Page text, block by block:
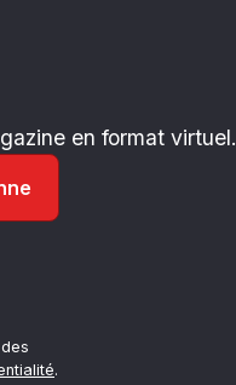
en format virtuel.
.